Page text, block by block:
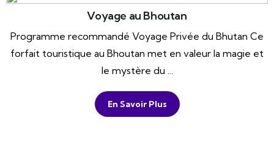
Voyage au Bhoutan
Programme recommandé Voyage Privée du Bhutan Ce
forfait touristique au Bhoutan met en valeur la magie et
le mystère du ...
En Savoir Plus